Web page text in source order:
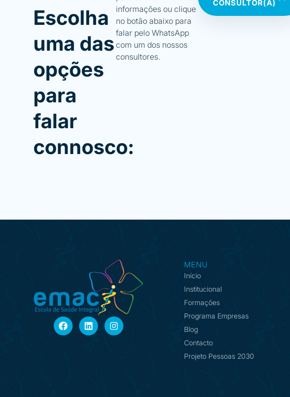
Escolha
uma das
opções
para
falar
connosco:
informações ou clique
no botão abaixo para
falar pelo WhatsApp
com um dos nossos
consultores.
CONSULTOR(A)
MENU
Início
Institucional
Formações
Programa Empresas
Blog
Contacto
Projeto Pessoas 2030